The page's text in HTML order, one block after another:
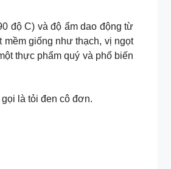
độ C) và độ ẩm dao động từ
giống như thạch, vị ngọt
thực phẩm quý và phổ biến
là tỏi đen cô đơn.